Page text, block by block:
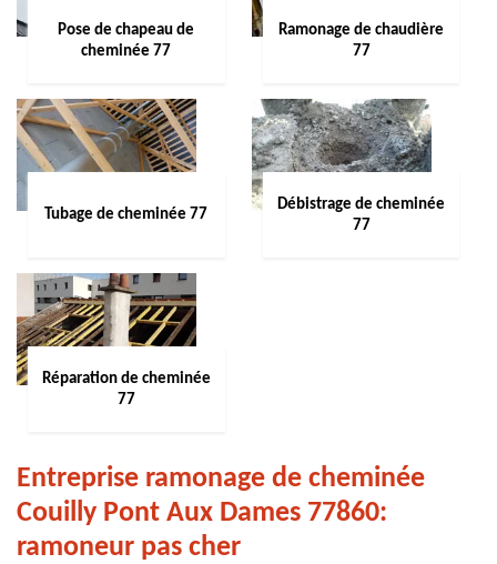
Pose de chapeau de
cheminée 77
Ramonage de chaudière
77
Tubage de cheminée 77
Débistrage de cheminée
77
Réparation de cheminée
77
Entreprise ramonage de cheminée
Couilly Pont Aux Dames 77860:
ramoneur pas cher